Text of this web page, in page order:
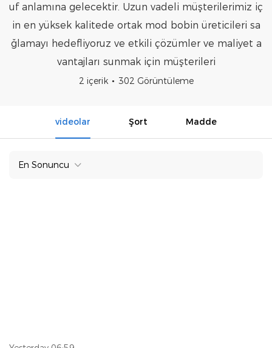
uf anlamına gelecektir. Uzun vadeli müşterilerimiz iç
in en yüksek kalitede ortak mod bobin üreticileri sa
ğlamayı hedefliyoruz ve etkili çözümler ve maliyet a
vantajları sunmak için müşterileri
2 içerik 302 Görüntüleme
videolar Şort Madde
En Sonuncu